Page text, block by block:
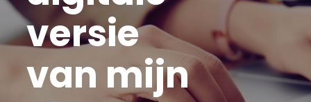
versie
van mijn